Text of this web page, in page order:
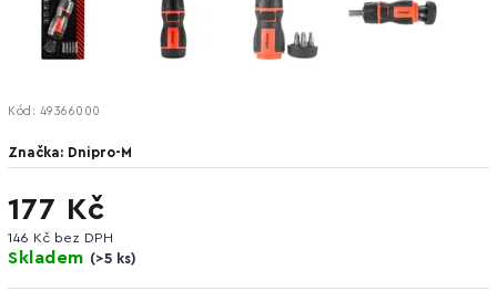
Kód: 49366000
Značka: Dnipro-M
177 Kč
146 Kč bez DPH
Skladem (>5 ks)